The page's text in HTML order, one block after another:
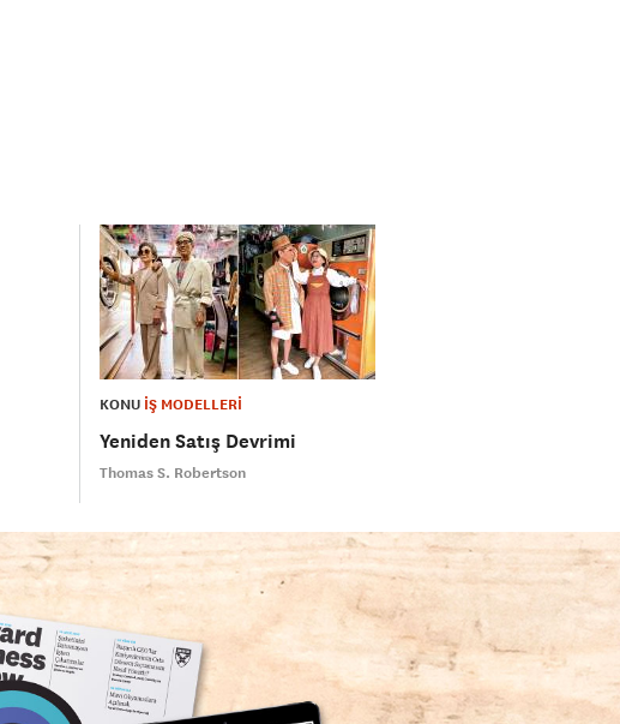
KONU İŞ MODELLERİ
Yeniden Satış Devrimi
Thomas S. Robertson